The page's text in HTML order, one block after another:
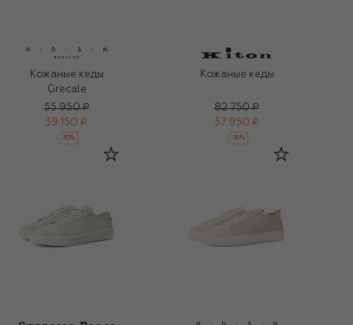
Кожаные кеды
Grecale
55 950 ₽
39 150 ₽
-30%
Кожаные кеды
82 750 ₽
57 950 ₽
-30%